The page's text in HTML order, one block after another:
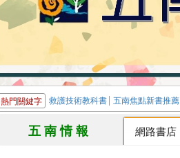
熱門關鍵字 救護技術教科書 五南焦點新書推薦
五 南 情 報 網路書店